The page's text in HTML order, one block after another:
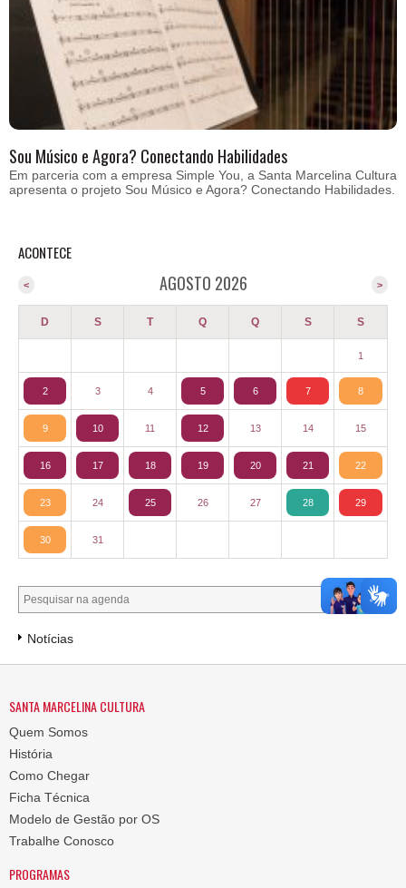
Sou Músico e Agora? Conectando Habilidades
Em parceria com a empresa Simple You, a Santa Marcelina Cultura
apresenta o projeto Sou Músico e Agora? Conectando Habilidades.
ACONTECE
AGOSTO 2026 >
<
D S T Q Q S S
1
2 3 4 5 6 7 8
9 10 11 12 13 14 15
16 17 18 19 20 21 22
23 24 25 26 27 28 29
30 31
Notícias
SANTA MARCELINA CULTURA
Quem Somos
História
Como Chegar
Ficha Técnica
Modelo de Gestão por OS
Trabalhe Conosco
PROGRAMAS